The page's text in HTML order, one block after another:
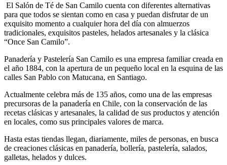
El Salón de Té de San Camilo cuenta con diferentes alternativas
para que todos se sientan como en casa y puedan disfrutar de un
exquisito momento a cualquier hora del día con almuerzos
tradicionales, exquisitos pasteles, helados artesanales y la clásica
“Once San Camilo”.
Panadería y Pastelería San Camilo es una empresa familiar creada en
el año 1884, con la apertura de un pequeño local en la esquina de las
calles San Pablo con Matucana, en Santiago.
Actualmente celebra más de 135 años, como una de las empresas
precursoras de la panadería en Chile, con la conservación de las
recetas clásicas y artesanales, la calidad de sus productos y atención
en locales, como sus principales valores de marca.
Hasta estas tiendas llegan, diariamente, miles de personas, en busca
de creaciones clásicas en panadería, bollería, pastelería, salados,
galletas, helados y dulces.